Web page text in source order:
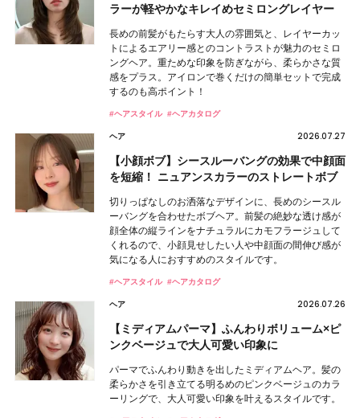
ラーが軽やかなキレイめセミロングレイヤー
長めの前髪がもたらす大人の雰囲気と、レイヤーカッ
トによるエアリー感とのコントラストが魅力のセミロ
ングヘア。重ためな印象を防ぎながら、柔らかさな質
感をプラス。アイロンで巻くだけの簡単セットで完成
するのも高ポイント！
#ヘアスタイル #ヘアカタログ
ヘア 2026.07.27
【小顔ボブ】シースルーバングの効果で中顔面
を短縮！ ニュアンスカラーのストレートボブ
切りっぱなしのお洒落なデザインに、長めのシースル
ーバングを合わせたボブヘア。前髪の絶妙な透け感が
顔全体の縦ラインをナチュラルにカモフラージュして
くれるので、小顔見せしたい人や中顔面の間伸び感が
気になる人におすすめのスタイルです。
#ヘアスタイル #ヘアカタログ
ヘア 2026.07.26
【ミディアムパーマ】ふんわりボリューム×ピ
ンクベージュで大人可愛い印象に
パーマでふんわり動きを出したミディアムヘア。髪の
柔らかさを引き立てる明るめのピンクベージュのカラ
ーリングで、大人可愛い印象を叶えるスタイルです。